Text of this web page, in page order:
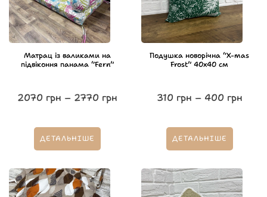
Матрац із валиками на
підвіконня панама “Fern”
2070 грн – 2770 грн
ДЕТАЛЬНІШЕ
Подушка новорічна “X-mas
Frost” 40х40 см
310 грн – 400 грн
ДЕТАЛЬНІШЕ